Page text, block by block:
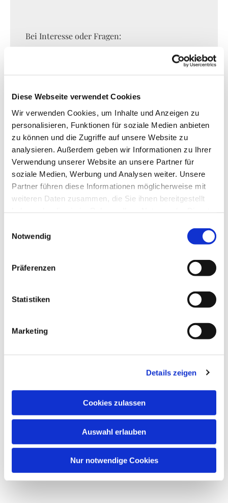
Diese Webseite verwendet Cookies
Wir verwenden Cookies, um Inhalte und Anzeigen zu
personalisieren, Funktionen für soziale Medien anbieten
zu können und die Zugriffe auf unsere Website zu
analysieren. Außerdem geben wir Informationen zu Ihrer
Verwendung unserer Website an unsere Partner für
soziale Medien, Werbung und Analysen weiter. Unsere
Partner führen diese Informationen möglicherweise mit
weiteren Daten zusammen, die Sie ihnen bereitgestellt
Notwendig
Präferenzen
Statistiken
Marketing
Details zeigen
Cookies zulassen
Auswahl erlauben
Nur notwendige Cookies
Bei Interesse oder Fragen:
Hauskreis, Alsfelder Str. 35, Grünberg:
Gespräche über Gott die Welt
und mich selbst
Bei Interesse und Fragen:
Jeden 1. und 3. Dienstag im Monat um 19.00 Uhr
Die nächsten
Veranstaltungen